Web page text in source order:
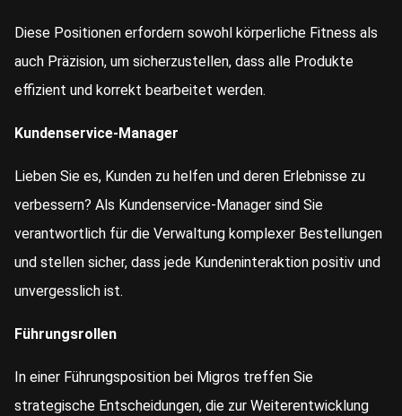
Diese Positionen erfordern sowohl körperliche Fitness als
auch Präzision, um sicherzustellen, dass alle Produkte
effizient und korrekt bearbeitet werden.
Kundenservice-Manager
Lieben Sie es, Kunden zu helfen und deren Erlebnisse zu
verbessern? Als Kundenservice-Manager sind Sie
verantwortlich für die Verwaltung komplexer Bestellungen
und stellen sicher, dass jede Kundeninteraktion positiv und
unvergesslich ist.
Führungsrollen
In einer Führungsposition bei Migros treffen Sie
strategische Entscheidungen, die zur Weiterentwicklung